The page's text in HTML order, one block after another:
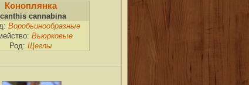
Коноплянка
cannabina
Воробьинообразные
Вьюрковые
Род: Щеглы